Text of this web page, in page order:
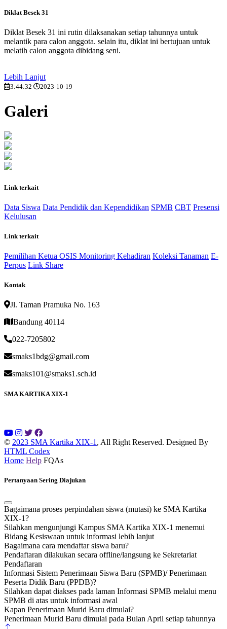
Diklat Besek 31
Diklat Besek 31 ini rutin dilaksanakan setiap tahunnya untuk
melantik para calon anggota. selain itu, diklat ini bertujuan untuk
melatih calon anggota dibidang seni.
Lebih Lanjut
3:44:32 2023-10-19
Galeri
Link terkait
Data Siswa Data Pendidik dan Kependidikan SPMB CBT Presensi
Kelulusan
Link terkait
Pemilihan Ketua OSIS Monitoring Kehadiran Koleksi Tanaman E-
Perpus Link Share
Kontak
Jl. Taman Pramuka No. 163
Bandung 40114
022-7205802
smaks1bdg@gmail.com
smaks101@smaks1.sch.id
SMA KARTIKA XIX-1
© 2023 SMA Kartika XIX-1 , All Right Reserved. Designed By
HTML Codex
Home Help FQAs
Pertanyaan Sering Diajukan
Bagaimana proses perpindahan siswa (mutasi) ke SMA Kartika
XIX-1?
Silahkan mengunjungi Kampus SMA Kartika XIX-1 menemui
Bidang Kesiswaan untuk informasi lebih lanjut
Bagaimana cara mendaftar siswa baru?
Pendaftaran dilakukan secara offline/langsung ke Sekretariat
Pendaftaran
Informasi Sistem Penerimaan Siswa Baru (SPMB)/ Penerimaan
Peserta Didik Baru (PPDB)?
Silahkan dapat diakses pada laman Informasi SPMB melalui menu
SPMB di atas untuk informasi awal
Kapan Penerimaan Murid Baru dimulai?
Penerimaan Murid Baru dimulai pada Bulan April setiap tahunnya